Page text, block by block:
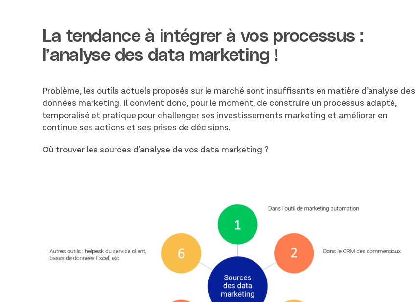
La tendance à intégrer à vos processus :
l’analyse des data marketing !
Problème, les outils actuels proposés sur le marché sont insuffisants en matière d’analyse des
données marketing. Il convient donc, pour le moment, de construire un processus adapté,
temporalisé et pratique pour challenger ses investissements marketing et améliorer en
continue ses actions et ses prises de décisions.
Où trouver les sources d’analyse de vos data marketing ?